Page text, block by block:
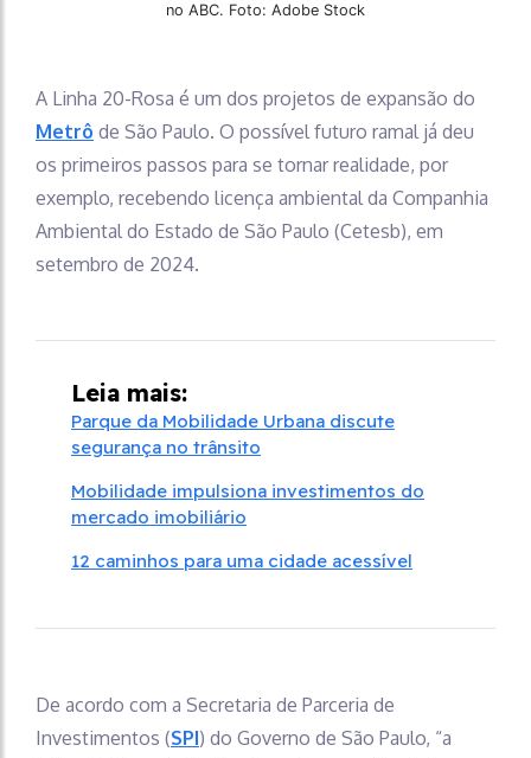
no ABC. Foto: Adobe Stock
A Linha 20-Rosa é um dos projetos de expansão do
Metrô de São Paulo. O possível futuro ramal já deu
os primeiros passos para se tornar realidade, por
exemplo, recebendo licença ambiental da Companhia
Ambiental do Estado de São Paulo (Cetesb), em
setembro de 2024.
Leia mais:
Parque da Mobilidade Urbana discute
segurança no trânsito
Mobilidade impulsiona investimentos do
mercado imobiliário
12 caminhos para uma cidade acessível
De acordo com a Secretaria de Parceria de
Investimentos (SPI) do Governo de São Paulo, “a